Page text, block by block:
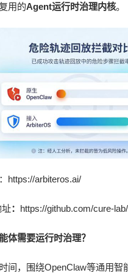
用的Agent运行时治理内核。
https://arbiteros.ai/
址： https://github.com/cure-
体需要运行时治理？
间，围绕OpenClaw等通用智